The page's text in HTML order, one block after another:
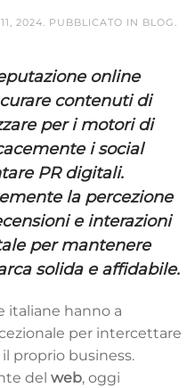
2024. PUBBLICATO IN BLOG.
online
contenuti di
per i motori di
i social
PR digitali.
la percezione
e interazioni
per mantenere
solida e affidabile.
italiane hanno a
per intercettare
proprio business.
del web, oggi